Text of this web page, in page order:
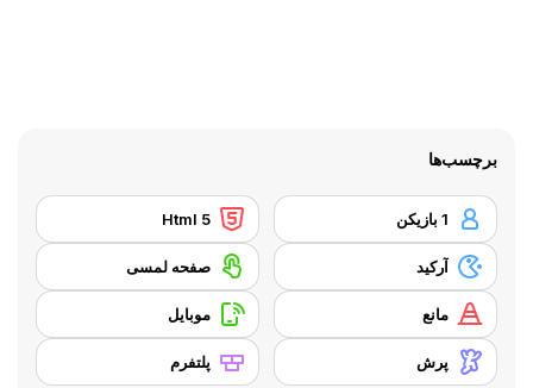
برچسب‌ها
1 بازیکن Html 5
آرکید صفحه لمسی
مانع موبایل
پرش پلتفرم